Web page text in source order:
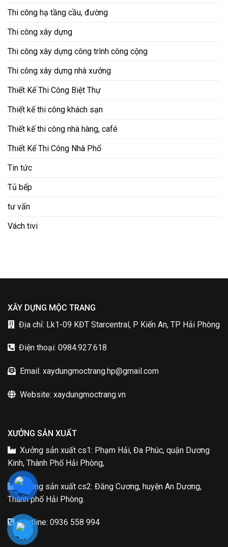
Thi công hạ tầng cầu, đường
Thi công xây dựng
Thi công xây dựng công trình công cộng
Thi công xây dựng nhà xưởng
Thiết Kế Thi Công Biệt Thự
Thiết kế thi công khách sạn
Thiết kế thi công nhà hàng, café
Thiết Kế Thi Công Nhà Phố
Tin tức
Tủ bếp
tư vấn
Vách tivi
XÂY DỰNG MỘC TRANG
Địa chỉ: Lk1-09 KĐT Starcentral, P Kiến An, TP Hải Phòng
Điện thoại: 0984.927.618
Email: xaydungmoctrang.hp@gmail.com
Website: xaydungmoctrang.vn
XƯỞNG SẢN XUẤT
Xưởng sản xuất cs1: Phạm Hải, Đa Phúc, quận Dương
Kinh, Thành Phố Hải Phòng,
Xưởng sản xuất cs2: Đăng Cương, huyện An Dương,
Thành phố Hải Phòng.
Hotline: 0936 558 994